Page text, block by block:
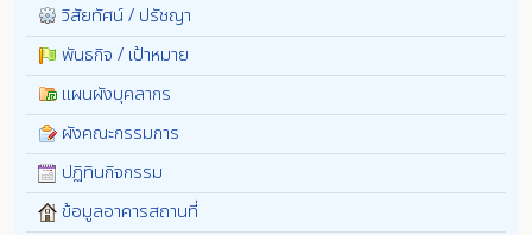
วิสัยทัศน์ / ปรัชญา
พันธกิจ / เป้าหมาย
แผนผังบุคลากร
ผังคณะกรรมการ
ปฏิทินกิจกรรม
ข้อมูลอาคารสถานที่